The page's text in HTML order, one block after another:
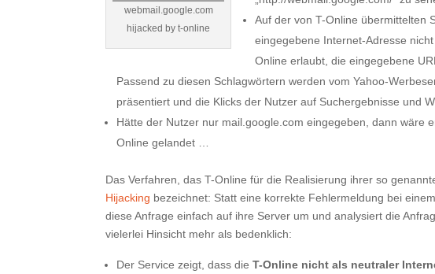
webmail.google.com
hijacked by t-online
Auf der von T-Online übermittelten
eingegebene Internet-Adresse
Online erlaubt, die eingegebene
Passend zu diesen Schlagwörtern werden vom Yahoo-
präsentiert und die Klicks der Nutzer auf Suchergebnisse und
Hätte der Nutzer nur mail.google.com eingegeben, dann wäre
Online gelandet …
Das Verfahren, das T-Online für die Realisierung ihrer so
Hijacking bezeichnet: Statt eine korrekte Fehlermeldung bei
diese Anfrage einfach auf ihre Server um und analysiert die
vielerlei Hinsicht mehr als bedenklich:
Der Service zeigt, dass dieT-Online nicht als neutraler